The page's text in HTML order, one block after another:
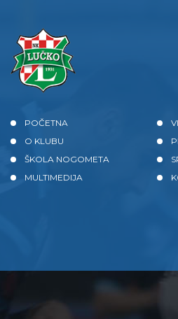
POČETNA
O KLUBU
ŠKOLA NOGOMETA
MULTIMEDIJA